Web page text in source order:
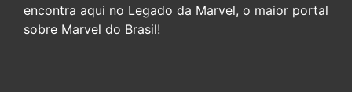
encontra aqui no Legado da Marvel, o maior portal
sobre Marvel do Brasil!